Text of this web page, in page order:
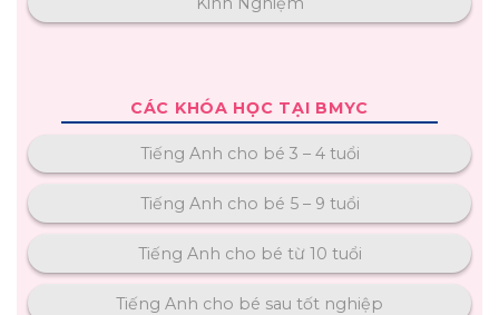
CÁC KHÓA HỌC TẠI BMYC
Tiếng Anh cho bé 3 – 4 tuổi
Tiếng Anh cho bé 5 – 9 tuổi
Tiếng Anh cho bé từ 10 tuổi
Tiếng Anh cho bé sau tốt nghiệp